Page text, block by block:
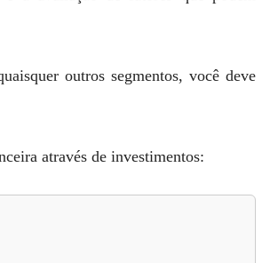
outros segmentos, você deve
através de investimentos: